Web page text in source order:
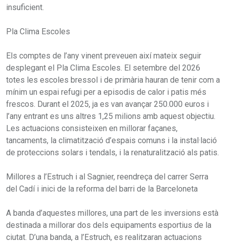
insuficient.
Pla Clima Escoles
Els comptes de l’any vinent preveuen així mateix seguir
desplegant el Pla Clima Escoles. El setembre del 2026
totes les escoles bressol i de primària hauran de tenir com a
mínim un espai refugi per a episodis de calor i patis més
frescos. Durant el 2025, ja es van avançar 250.000 euros i
l’any entrant es uns altres 1,25 milions amb aquest objectiu.
Les actuacions consisteixen en millorar façanes,
tancaments, la climatització d’espais comuns i la instal·lació
de proteccions solars i tendals, i la renaturalització als patis.
Millores a l’Estruch i al Sagnier, reendreça del carrer Serra
del Cadí i inici de la reforma del barri de la Barceloneta
A banda d’aquestes millores, una part de les inversions està
destinada a millorar dos dels equipaments esportius de la
ciutat. D’una banda, a l’Estruch, es realitzaran actuacions